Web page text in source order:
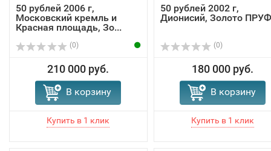
50 рублей 2006 г,
Московский кремль и
Красная площадь, Зо...
(0)
210 000 руб.
В корзину
50 рублей 2002 г,
Дионисий, Золото ПРУФ
(0)
180 000 руб.
В корзину